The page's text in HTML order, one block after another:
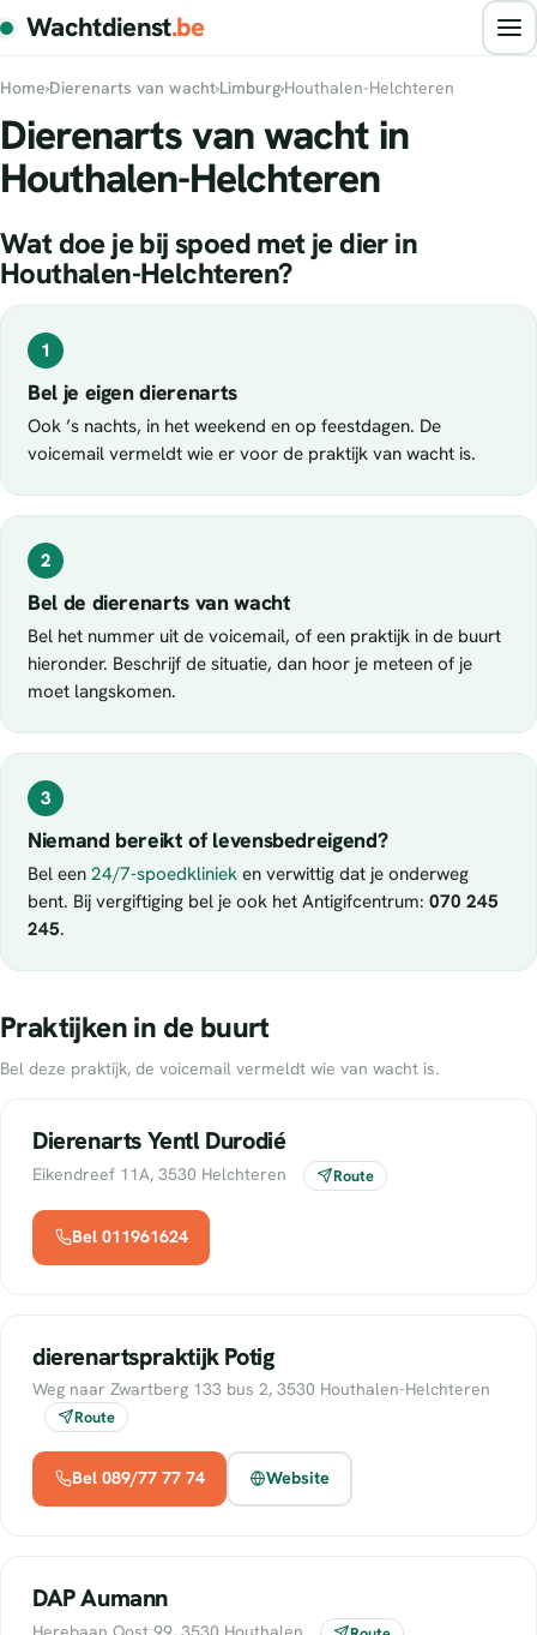
Wachtdienst.be
Home›Dierenarts van wacht›Limburg›Houthalen-Helchteren
Dierenarts van wacht in
Houthalen-Helchteren
Wat doe je bij spoed met je dier in
Houthalen-Helchteren?
1
Bel je eigen dierenarts
Ook ’s nachts, in het weekend en op feestdagen. De
voicemail vermeldt wie er voor de praktijk van wacht is.
2
Bel de dierenarts van wacht
Bel het nummer uit de voicemail, of een praktijk in de buurt
hieronder. Beschrijf de situatie, dan hoor je meteen of je
moet langskomen.
3
Niemand bereikt of levensbedreigend?
Bel een 24/7-spoedkliniek en verwittig dat je onderweg
bent. Bij vergiftiging bel je ook het Antigifcentrum: 070 245
245.
Praktijken in de buurt
Bel deze praktijk, de voicemail vermeldt wie van wacht is.
Dierenarts Yentl Durodié
Eikendreef 11A, 3530 Helchteren Route
Bel 011961624
dierenartspraktijk Potig
Weg naar Zwartberg 133 bus 2, 3530 Houthalen-Helchteren
Route
Bel 089/77 77 74 Website
DAP Aumann